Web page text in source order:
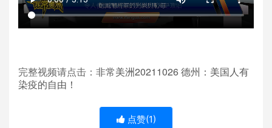
完整视频请点击： 非常美洲20211026 德州：美国人有
染疫的自由！
点赞(1)